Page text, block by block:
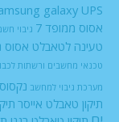
galaxy UPS
אסוס ממופד 7
גיבוי
טעינה לטאבלט אסוס
טכנאי מחשבים ורשתות
מערכת גיבוי למחשב נקסוס 7
תיקון טאבלט אייסר